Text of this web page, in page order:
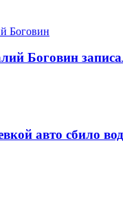
Боговин
авто сбило